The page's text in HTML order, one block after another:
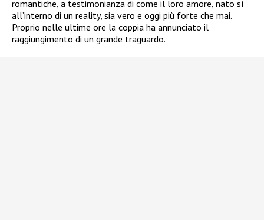
romantiche, a testimonianza di come il loro amore, nato sì
all’interno di un reality, sia vero e oggi più forte che mai.
Proprio nelle ultime ore la coppia ha annunciato il
raggiungimento di un grande traguardo.